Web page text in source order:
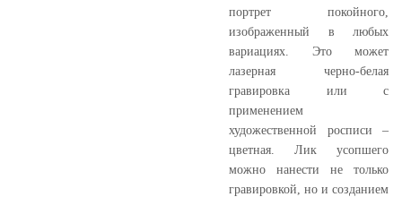
портрет покойного,
изображенный в любых
вариациях. Это может
лазерная черно-белая
гравировка или с
применением
художественной росписи –
цветная. Лик усопшего
можно нанести не только
гравировкой, но и созданием